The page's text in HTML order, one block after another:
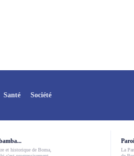
Santé Société
et historique de Boma,
La